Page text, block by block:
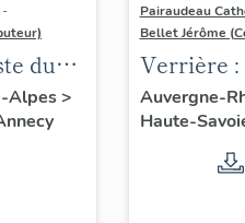
-
du
d'
à
Alpes>
Pairaudeau
Bellet Jérôme
Verrière :
Baptiste,
colombe
Esprit,
Auvergne-
Haute-